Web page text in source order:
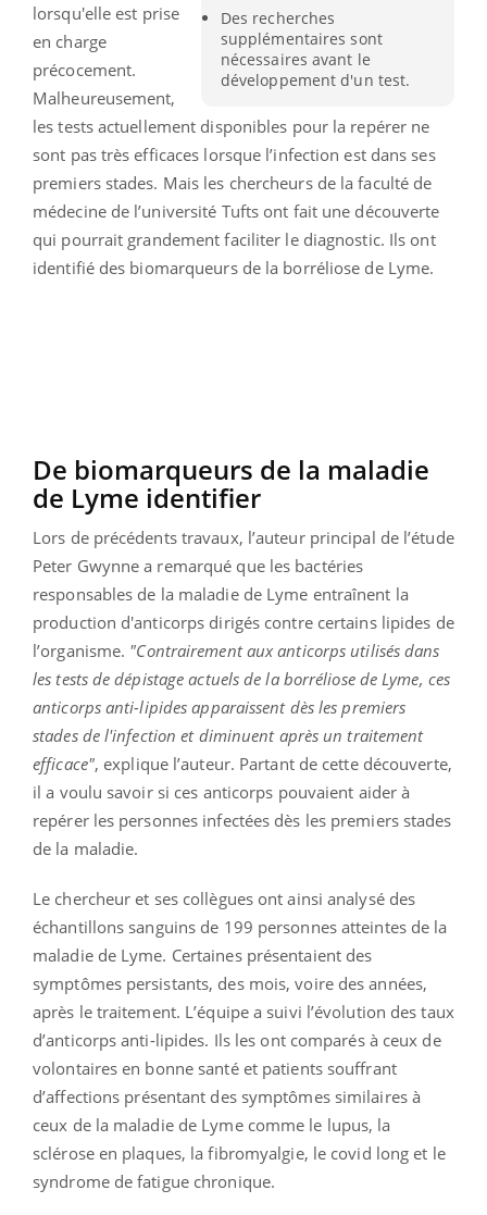
Des recherches
supplémentaires sont
nécessaires avant le
développement d'un test.
lorsqu'elle est prise
en charge
précocement.
Malheureusement,
les tests actuellement disponibles pour la repérer ne
sont pas très efficaces lorsque l’infection est dans ses
premiers stades. Mais les chercheurs de la faculté de
médecine de l’université Tufts ont fait une découverte
qui pourrait grandement faciliter le diagnostic. Ils ont
identifié des biomarqueurs de la borréliose de Lyme.
De biomarqueurs de la maladie
de Lyme identifier
Lors de précédents travaux, l’auteur principal de l’étude
Peter Gwynne a remarqué que les bactéries
responsables de la maladie de Lyme entraînent la
production d'anticorps dirigés contre certains lipides de
l’organisme. "Contrairement aux anticorps utilisés dans
les tests de dépistage actuels de la borréliose de Lyme, ces
anticorps anti-lipides apparaissent dès les premiers
stades de l'infection et diminuent après un traitement
efficace", explique l’auteur. Partant de cette découverte,
il a voulu savoir si ces anticorps pouvaient aider à
repérer les personnes infectées dès les premiers stades
de la maladie.
Le chercheur et ses collègues ont ainsi analysé des
échantillons sanguins de 199 personnes atteintes de la
maladie de Lyme. Certaines présentaient des
symptômes persistants, des mois, voire des années,
après le traitement. L’équipe a suivi l’évolution des taux
d’anticorps anti-lipides. Ils les ont comparés à ceux de
volontaires en bonne santé et patients souffrant
d’affections présentant des symptômes similaires à
ceux de la maladie de Lyme comme le lupus, la
sclérose en plaques, la fibromyalgie, le covid long et le
syndrome de fatigue chronique.